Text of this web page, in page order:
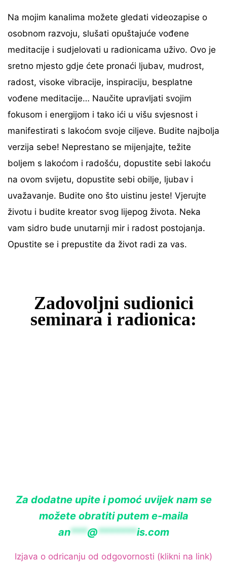
Na mojim kanalima možete gledati videozapise o
osobnom razvoju, slušati opuštajuće vođene
meditacije i sudjelovati u radionicama uživo. Ovo je
sretno mjesto gdje ćete pronaći ljubav, mudrost,
radost, visoke vibracije, inspiraciju, besplatne
vođene meditacije… Naučite upravljati svojim
fokusom i energijom i tako ići u višu svjesnost i
manifestirati s lakoćom svoje ciljeve. Budite najbolja
verzija sebe! Neprestano se mijenjajte, težite
boljem s lakoćom i radošću, dopustite sebi lakoću
na ovom svijetu, dopustite sebi obilje, ljubav i
uvažavanje. Budite ono što uistinu jeste! Vjerujte
životu i budite kreator svog lijepog života. Neka
vam sidro bude unutarnji mir i radost postojanja.
Opustite se i prepustite da život radi za vas.
Zadovoljni sudionici
seminara i radionica:
Za dodatne upite i pomoć uvijek nam se
možete obratiti putem e-maila
an***@*******is.com
Izjava o odricanju od odgovornosti (klikni na link)